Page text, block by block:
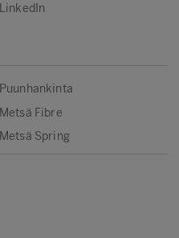
LinkedIn
Puunhankinta
Metsä Fibre
Metsä Spring